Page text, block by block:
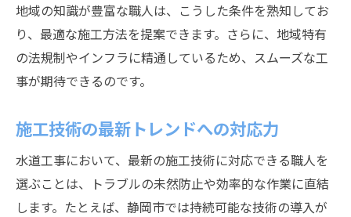
地域の知識が豊富な職人は、こうした条件を熟知してお
り、最適な施工方法を提案できます。さらに、地域特有
の法規制やインフラに精通しているため、スムーズな工
事が期待できるのです。
施工技術の最新トレンドへの対応力
水道工事において、最新の施工技術に対応できる職人を
選ぶことは、トラブルの未然防止や効率的な作業に直結
します。たとえば、静岡市では持続可能な技術の導入が